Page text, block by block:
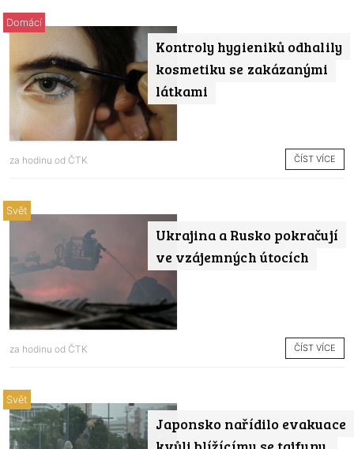
Kontroly hygieniků odhalily
kosmetiku se zakázanými
látkami
Domácí
za hodinu od ČTK ČÍST VÍCE
Ukrajina a Rusko pokračují
ve vzájemných útocích
Svět
za hodinu od ČTK ČÍST VÍCE
Japonsko nařídilo evakuace
Svět